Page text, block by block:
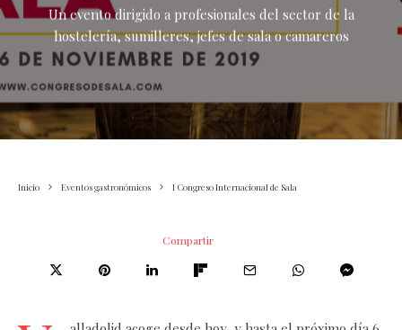
Un evento dirigido a profesionales del sector de la
hostelería, sumilleres, jefes de sala o camareros
Inicio Eventos gastronómicos I Congreso Internacional de Sala
Compartir